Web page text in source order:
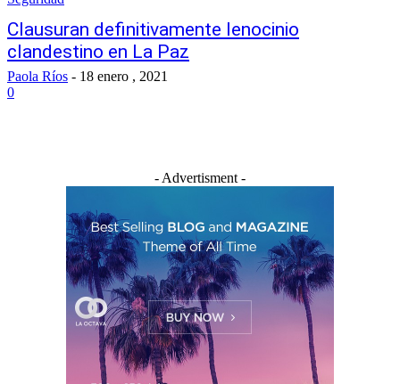
Clausuran definitivamente lenocinio
clandestino en La Paz
Paola Ríos - 18 enero , 2021
0
- Advertisment -